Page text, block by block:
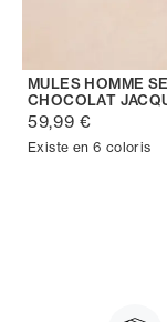
MULES HOMME
CHOCOLAT
59,99 €
Existe en 6 coloris